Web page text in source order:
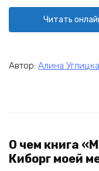
Читать
Автор: Алина
О чем книга
Киборг моей